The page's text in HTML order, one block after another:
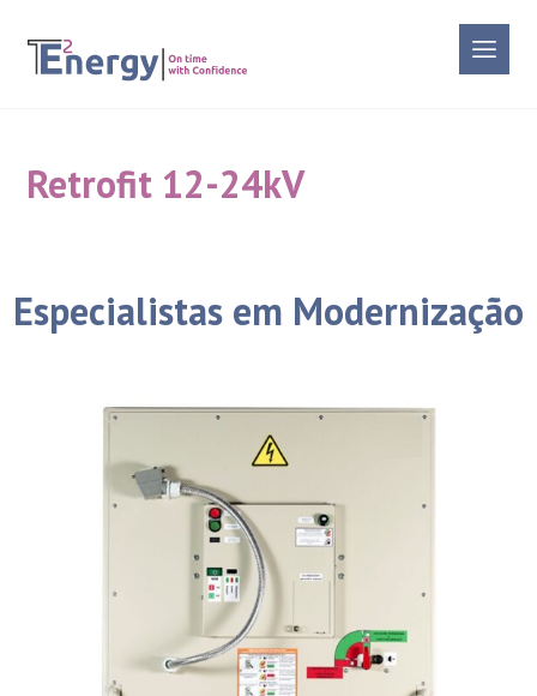
Retrofit 12-24kV
Especialistas em Modernização